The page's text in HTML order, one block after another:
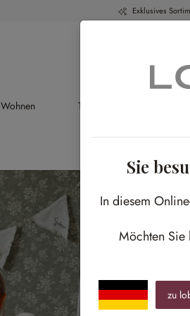
Exklusives
Wohnen Tisch & Küche
Sie
In diesem
Möchten
zu